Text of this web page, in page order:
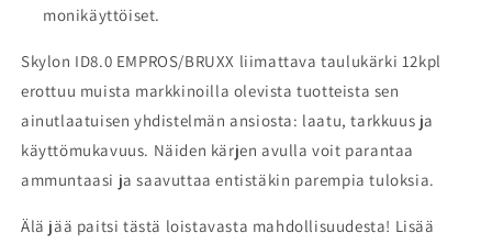
monikäyttöiset.
Skylon ID8.0 EMPROS/BRUXX liimattava taulukärki 12kpl
erottuu muista markkinoilla olevista tuotteista sen
ainutlaatuisen yhdistelmän ansiosta: laatu, tarkkuus ja
käyttömukavuus. Näiden kärjen avulla voit parantaa
ammuntaasi ja saavuttaa entistäkin parempia tuloksia.
Älä jää paitsi tästä loistavasta mahdollisuudesta! Lisää